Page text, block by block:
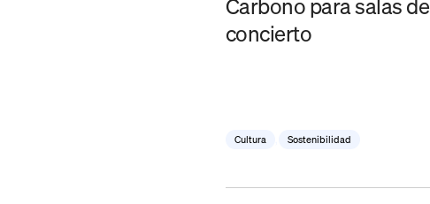
Carbono para salas de
concierto
Cultura Sostenibilidad